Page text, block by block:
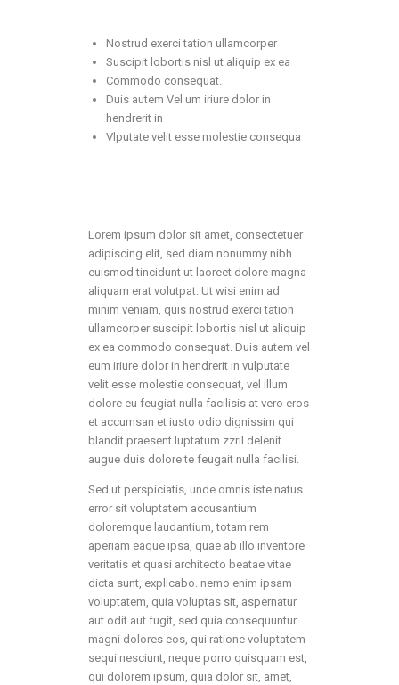
Nostrud exerci tation ullamcorper
Suscipit lobortis nisl ut aliquip ex ea
Commodo consequat.
Duis autem Vel um iriure dolor in
hendrerit in
Vlputate velit esse molestie consequa
Lorem ipsum dolor sit amet, consectetuer
adipiscing elit, sed diam nonummy nibh
euismod tincidunt ut laoreet dolore magna
aliquam erat volutpat. Ut wisi enim ad
minim veniam, quis nostrud exerci tation
ullamcorper suscipit lobortis nisl ut aliquip
ex ea commodo consequat. Duis autem vel
eum iriure dolor in hendrerit in vulputate
velit esse molestie consequat, vel illum
dolore eu feugiat nulla facilisis at vero eros
et accumsan et iusto odio dignissim qui
blandit praesent luptatum zzril delenit
augue duis dolore te feugait nulla facilisi.
Sed ut perspiciatis, unde omnis iste natus
error sit voluptatem accusantium
doloremque laudantium, totam rem
aperiam eaque ipsa, quae ab illo inventore
veritatis et quasi architecto beatae vitae
dicta sunt, explicabo. nemo enim ipsam
voluptatem, quia voluptas sit, aspernatur
aut odit aut fugit, sed quia consequuntur
magni dolores eos, qui ratione voluptatem
sequi nesciunt, neque porro quisquam est,
qui dolorem ipsum, quia dolor sit, amet,